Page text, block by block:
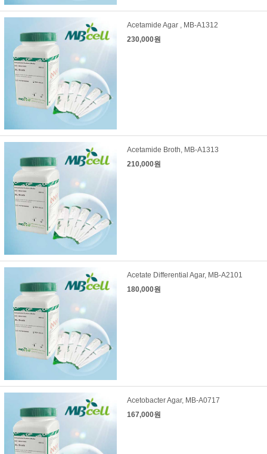
Acetamide Agar , MB-A1312
230,000원
Acetamide Broth, MB-A1313
210,000원
Acetate Differential Agar, MB-A2101
180,000원
Acetobacter Agar, MB-A0717
167,000원